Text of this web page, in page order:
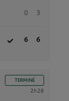
0 3
6 6
TERMINÉ
2h28